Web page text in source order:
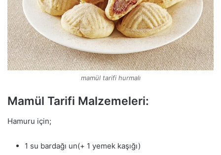
mamül tarifi hurmalı
Mamül Tarifi Malzemeleri:
Hamuru için;
1 su bardağı un(+ 1 yemek kaşığı)